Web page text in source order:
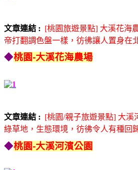
文章連結 : [桃園旅遊景點] 大溪花海
帝打翻調色盤一樣，彷彿讓人置身在
◆桃園-大溪花海農場
文章連結 :
[桃園/親子旅遊景點] 大
綠草地，生態環境，彷彿令人有種回
◆桃園-大溪河濱公園